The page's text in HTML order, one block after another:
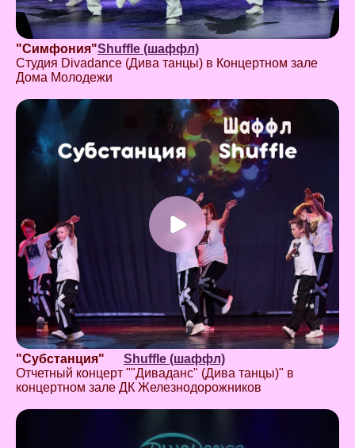
"Симфония"Shuffle (шаффл)
Студия Divadance (Дива танцы) в Концертном зале
Дома Молодежи
"Субстанция" Shuffle (шаффл)
Отчетный концерт ""Диваданс" (Дива танцы)" в
концертном зале ДК Железнодорожников